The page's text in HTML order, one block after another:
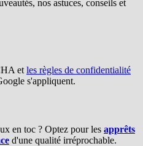
nos astuces, conseils et
etles règles de confidentialité
s'appliquent.
en toc ? Optez pour les apprêts
d'une qualité irréprochable.